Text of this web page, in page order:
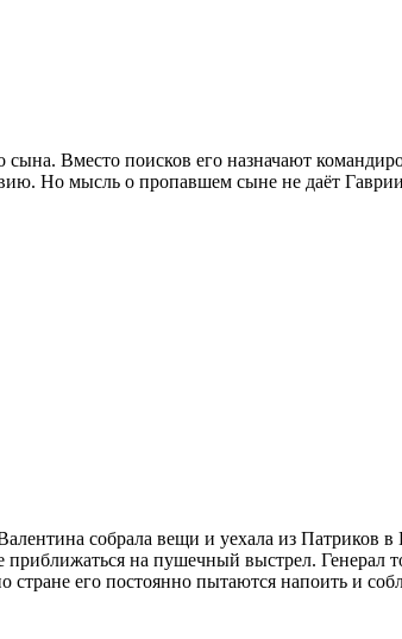
сына. Вместо поисков его назначают
Но мысль о пропавшем сыне не даёт
собрала вещи и уехала из Патриков
на пушечный выстрел. Генерал
его постоянно пытаются напоить и